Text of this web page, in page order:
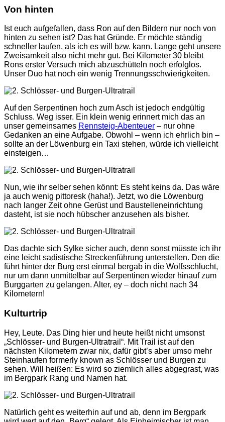
Von hinten
Ist euch aufgefallen, dass Ron auf den Bildern nur noch von
hinten zu sehen ist? Das hat Gründe. Er möchte ständig
schneller laufen, als ich es will bzw. kann. Lange geht unsere
Zweisamkeit also nicht mehr gut. Bei Kilometer 30 bleibt
Rons erster Versuch mich abzuschütteln noch erfolglos.
Unser Duo hat noch ein wenig Trennungsschwierigkeiten.
Auf den Serpentinen hoch zum Asch ist jedoch endgültig
Schluss. Weg isser. Ein klein wenig erinnert mich das an
unser gemeinsames Rennsteig-Abenteuer – nur ohne
Gedanken an eine Aufgabe. Obwohl – wenn ich ehrlich bin –
sollte an der Löwenburg ein Taxi stehen, würde ich vielleicht
einsteigen…
Nun, wie ihr selber sehen könnt: Es steht keins da. Das wäre
ja auch wenig pittoresk (haha!). Jetzt, wo die Löwenburg
nach langer Zeit ohne Gerüst und Baustelleneinrichtung
dasteht, ist sie noch hübscher anzusehen als bisher.
Das dachte sich Sylke sicher auch, denn sonst müsste ich ihr
eine leicht sadistische Streckenführung unterstellen. Den die
führt hinter der Burg erst einmal bergab in die Wolfsschlucht,
nur um dann unmittelbar auf Serpentinen wieder hinauf zum
Burggarten zu gelangen. Alter, ey – doch nicht nach 34
Kilometern!
Kulturtrip
Hey, Leute. Das Ding hier und heute heißt nicht umsonst
„Schlösser- und Burgen-Ultratrail“. Mit Trail ist auf den
nächsten Kilometern zwar nix, dafür gibt’s aber umso mehr
Steinhaufen formerly known as Schlösser und Burgen zu
sehen. Will heißen: Es wird so ziemlich alles abgegrast, was
im Bergpark Rang und Namen hat.
Natürlich geht es weiterhin auf und ab, denn im Bergpark